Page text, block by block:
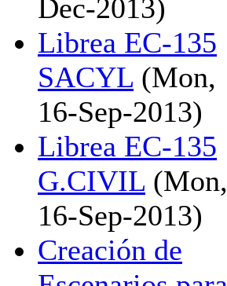
Dec-2013)
Librea EC-135
SACYL (Mon,
16-Sep-2013)
Librea EC-135
G.CIVIL (Mon,
16-Sep-2013)
Creación de